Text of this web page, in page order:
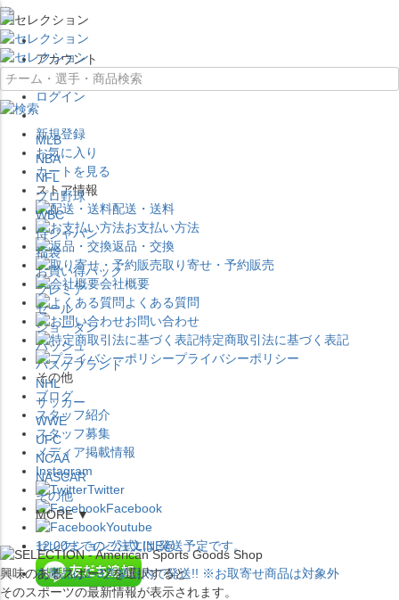
×
アカウント
ログイン
新規登録
お気に入り
カートを見る
ストア情報
配送・送料
お支払い方法
返品・交換
取り寄せ・予約販売
会社概要
よくある質問
お問い合わせ
特定商取引法に基づく表記
プライバシーポリシー
その他
ブログ
スタッフ紹介
スタッフ募集
メディア掲載情報
Instagram
Twitter
Facebook
Youtube
セレクション公式LINE@
MLB
NBA
NFL
プロ野球
WBC
侍ジャパン
福袋
お買い得パック
プレミア
セール
ジョーダン
バッシュ
バスケブランド
NHL
サッカー
WWE
UFC
NCAA
NASCAR
その他
MORE ▼
12:00までのご注文は発送予定です。
在庫品は1-3営業日内で発送!! ※お取寄せ商品は対象外
興味のあるスポーツを選択すると
そのスポーツの最新情報が表示されます。